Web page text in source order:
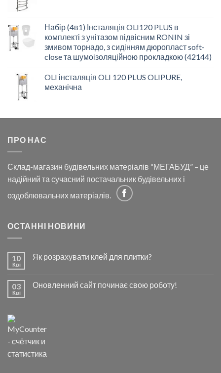
Набір (4в1) Інсталяція OLI120 PLUS в
комплекті з унітазом підвісним RONIN зі
змивом торнадо, з сидінням дюропласт soft-
close та шумоізоляційною прокладкою (42144)
OLI інсталяція OLI 120 PLUS OLIPURE,
механічна
ПРО НАС
Склад-магазин будівельних матеріалів “МЕГАБУД” – це
надійний та сучасний постачальник будівельних і
оздоблювальних матеріалів.
ОСТАННІ НОВИНИ
10
Кві
Як розрахувати клей для плитки?
03
Кві
Оновленний сайт починає свою роботу!